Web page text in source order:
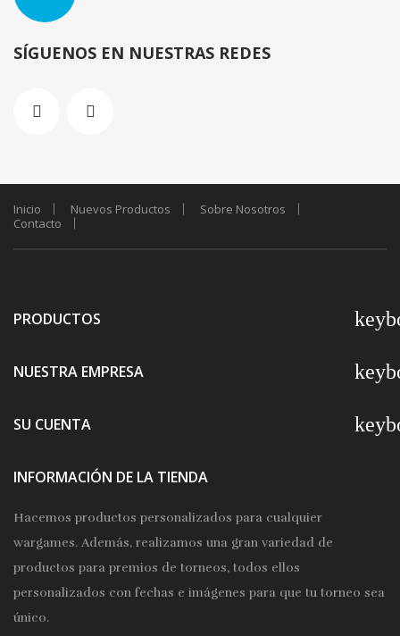
SÍGUENOS EN NUESTRAS REDES
Inicio Nuevos Productos
Sobre Nosotros
Contacto
PRODUCTOS
NUESTRA EMPRESA
SU CUENTA
INFORMACIÓN DE LA TIENDA
Hacemos productos personalizados para cualquier
wargames. Además, realizamos una gran variedad de
productos para premios de torneos, todos ellos
personalizados con fechas e imágenes para que tu torneo sea
único.